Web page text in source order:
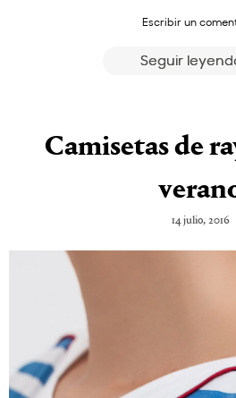
Escribir un
Seguir
Camisetas de
14 julio, 2016